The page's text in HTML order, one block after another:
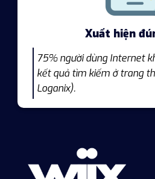
Xuất hiện
75% người dùng Internet
kết quả tìm kiếm ở trang
Loganix).